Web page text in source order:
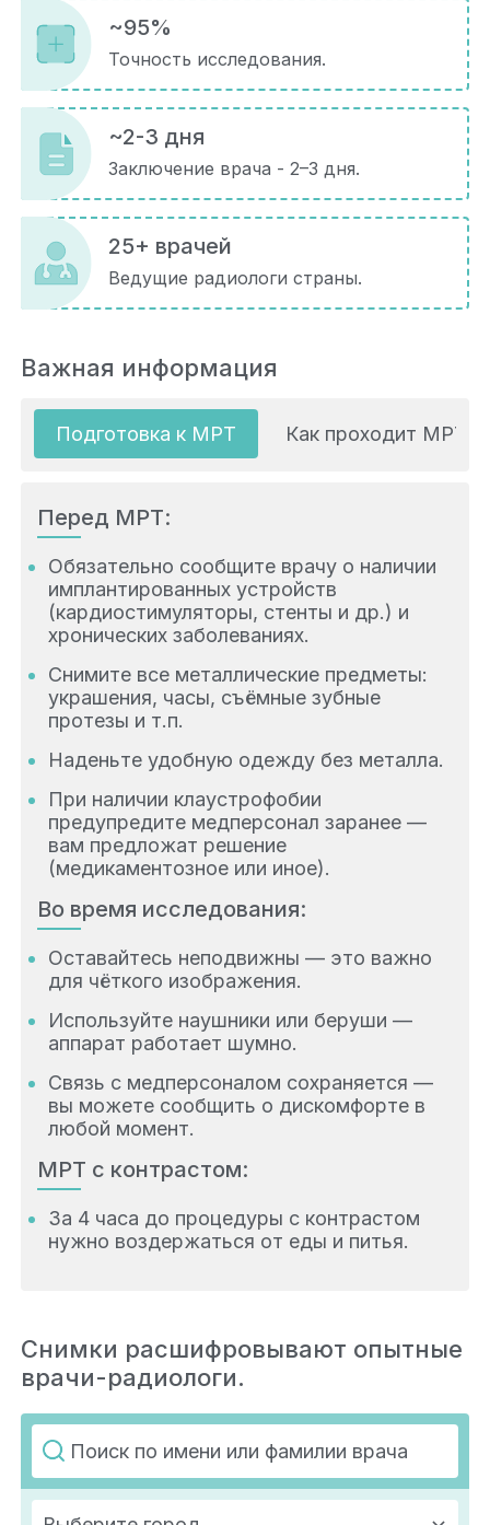
~95%
Точность исследования.
~2-3 дня
Заключение врача - 2–3 дня.
25+ врачей
Ведущие радиологи страны.
Важная информация
Подготовка к МРТ Как проходит МРТ
Перед МРТ:
Обязательно сообщите врачу о наличии
имплантированных устройств
(кардиостимуляторы, стенты и др.) и
хронических заболеваниях.
Снимите все металлические предметы:
украшения, часы, съёмные зубные
протезы и т.п.
Наденьте удобную одежду без металла.
При наличии клаустрофобии
предупредите медперсонал заранее —
вам предложат решение
(медикаментозное или иное).
Во время исследования:
Оставайтесь неподвижны — это важно
для чёткого изображения.
Используйте наушники или беруши —
аппарат работает шумно.
Связь с медперсоналом сохраняется —
вы можете сообщить о дискомфорте в
любой момент.
МРТ с контрастом:
За 4 часа до процедуры с контрастом
нужно воздержаться от еды и питья.
Снимки расшифровывают опытные
врачи-радиологи.